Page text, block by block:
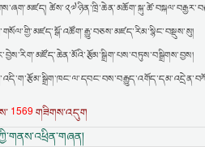
1569 གཟིགས་འདུག